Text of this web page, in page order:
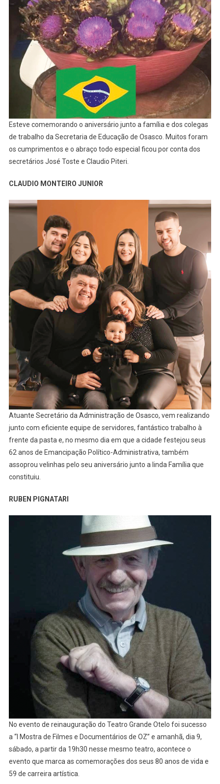
Esteve comemorando o aniversário junto a família e dos colegas
de trabalho da Secretaria de Educação de Osasco. Muitos foram
os cumprimentos e o abraço todo especial ficou por conta dos
secretários José Toste e Claudio Piteri.
CLAUDIO MONTEIRO JUNIOR
Atuante Secretário da Administração de Osasco, vem realizando
junto com eficiente equipe de servidores, fantástico trabalho à
frente da pasta e, no mesmo dia em que a cidade festejou seus
62 anos de Emancipação Político-Administrativa, também
assoprou velinhas pelo seu aniversário junto a linda Família que
constituiu.
RUBEN PIGNATARI
No evento de reinauguração do Teatro Grande Otelo foi sucesso
a “I Mostra de Filmes e Documentários de OZ” e amanhã, dia 9,
sábado, a partir da 19h30 nesse mesmo teatro, acontece o
evento que marca as comemorações dos seus 80 anos de vida e
59 de carreira artística.